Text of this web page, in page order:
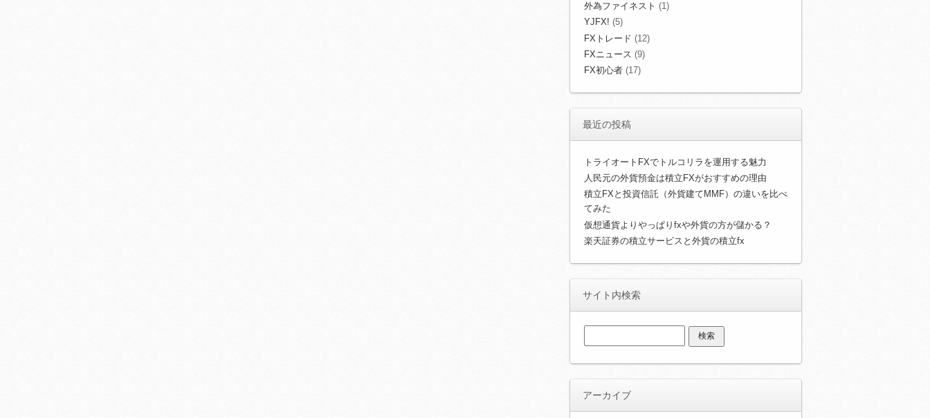
外為ファイネスト (1)
YJFX! (5)
FXトレード (12)
FXニュース (9)
FX初心者 (17)
最近の投稿
トライオートFXでトルコリラを運用する魅力
人民元の外貨預金は積立FXがおすすめの理由
積立FXと投資信託（外貨建てMMF）の違いを比べ
てみた
仮想通貨よりやっぱりfxや外貨の方が儲かる？
楽天証券の積立サービスと外貨の積立fx
サイト内検索
索:
アーカイブ